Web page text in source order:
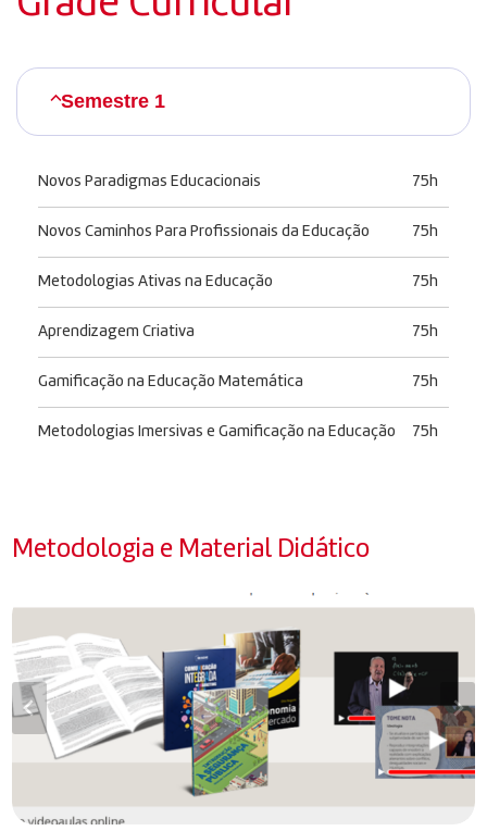
Semestre 1
Novos Paradigmas Educacionais 75h
Novos Caminhos Para Profissionais da Educação 75h
Metodologias Ativas na Educação 75h
Aprendizagem Criativa 75h
Gamificação na Educação Matemática 75h
Metodologias Imersivas e Gamificação na Educação 75h
Metodologia e Material Didático